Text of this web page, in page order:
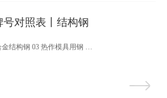
对照表丨结构钢
01 保证淬透性结构钢 02 合金结构钢 03 热作模具用钢 …